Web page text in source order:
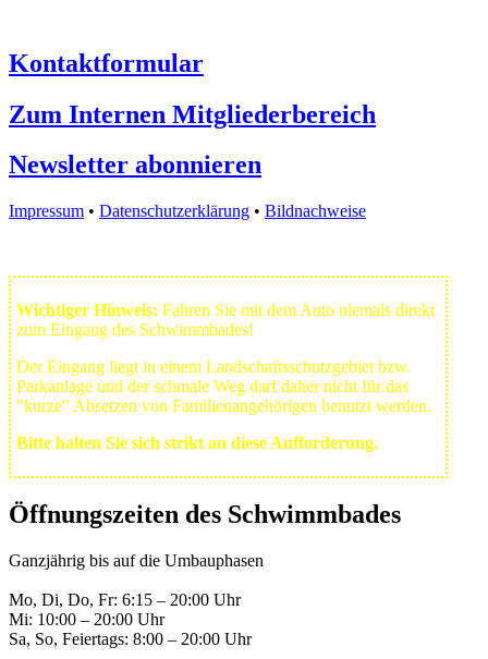
Kontaktformular
Zum Internen Mitgliederbereich
Newsletter abonnieren
Impressum • Datenschutzerklärung • Bildnachweise
Wichtiger Hinweis: Fahren Sie mit dem Auto niemals direkt
zum Eingang des Schwimmbades!
Der Eingang liegt in einem Landschafts­schutzgebiet bzw.
Park­anlage und der schmale Weg darf daher nicht für das
"kurze" Absetzen von Familienangehörigen benutzt werden.
Bitte halten Sie sich strikt an diese Aufforderung.
Öffnungszeiten des Schwimmbades
Ganzjährig bis auf die Umbauphasen
Mo, Di, Do, Fr: 6:15 – 20:00 Uhr
Mi: 10:00 – 20:00 Uhr
Sa, So, Feiertags: 8:00 – 20:00 Uhr